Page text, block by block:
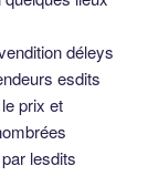
ces
vendeurs
Guillaume
tenir etc et